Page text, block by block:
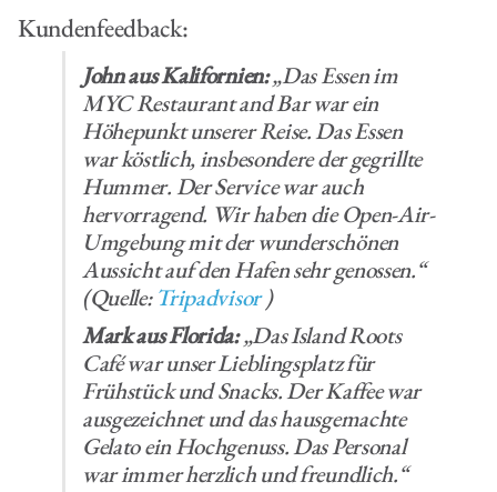
Kundenfeedback:
John aus Kalifornien:„Das Essen im
MYC Restaurant and Bar war ein
Höhepunkt unserer Reise. Das Essen
war köstlich, insbesondere der gegrillte
Hummer. Der Service war auch
hervorragend. Wir haben die Open-Air-
Umgebung mit der wunderschönen
Aussicht auf den Hafen sehr genossen.“
(Quelle:Tripadvisor)
Mark aus Florida:„Das Island Roots
Café war unser Lieblingsplatz für
Frühstück und Snacks. Der Kaffee war
ausgezeichnet und das hausgemachte
Gelato ein Hochgenuss. Das Personal
war immer herzlich und freundlich.“